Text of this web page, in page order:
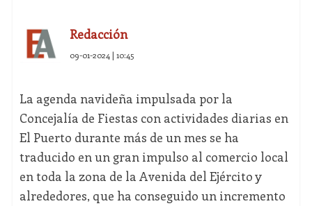
Redacción
09-01-2024 | 10:45
La agenda navideña impulsada por la
Concejalía de Fiestas con actividades diarias en
El Puerto durante más de un mes se ha
traducido en un gran impulso al comercio local
en toda la zona de la Avenida del Ejército y
alrededores, que ha conseguido un incremento